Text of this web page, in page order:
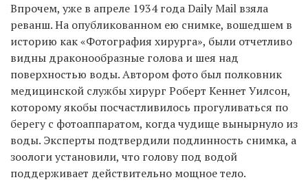
Впрочем, уже в апреле 1934 года Daily Mail взяла
реванш. На опубликованном ею снимке, вошедшем в
историю как «Фотография хирурга», были отчетливо
видны драконообразные голова и шея над
поверхностью воды. Автором фото был полковник
медицинской службы хирург Роберт Кеннет Уилсон,
которому якобы посчастливилось прогуливаться по
берегу с фотоаппаратом, когда чудище вынырнуло из
воды. Эксперты подтвердили подлинность снимка, а
зоологи установили, что голову под водой
поддерживает действительно мощное тело.